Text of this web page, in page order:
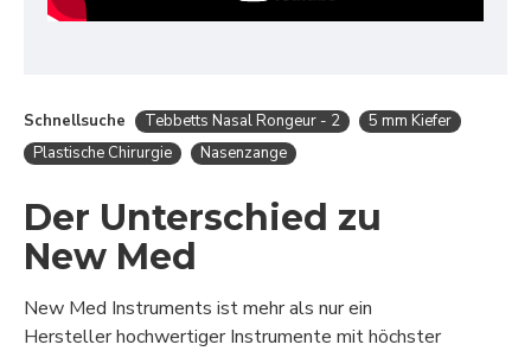
Schnellsuche Tebbetts Nasal Rongeur - 2
5 mm Kiefer
Plastische Chirurgie
Nasenzange
Der Unterschied zu
New Med
New Med Instruments ist mehr als nur ein
Hersteller hochwertiger Instrumente mit höchster